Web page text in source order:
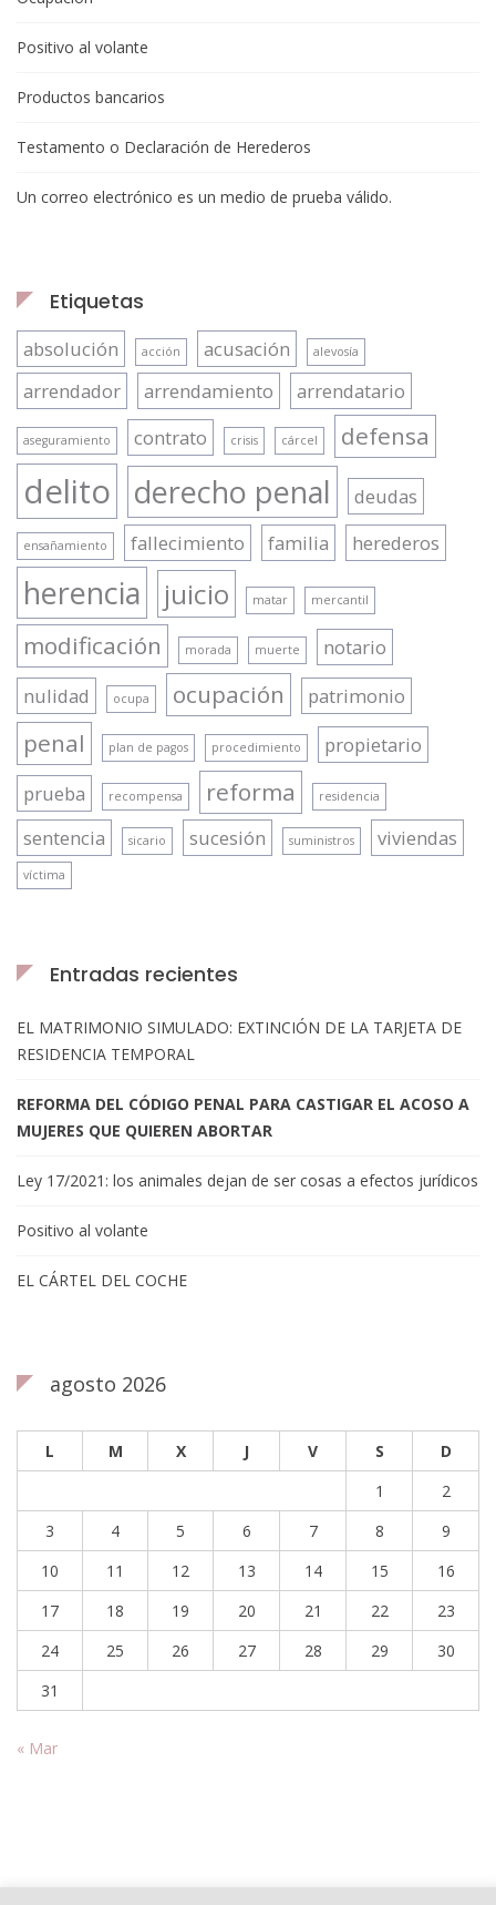
Positivo al volante
Productos bancarios
Testamento o Declaración de Herederos
Un correo electrónico es un medio de prueba válido.
Etiquetas
absolución acción acusación alevosía
arrendador arrendamiento arrendatario
aseguramiento contrato crisis cárcel defensa
delito derecho penal deudas
ensañamiento fallecimiento familia herederos
herencia juicio matar mercantil
modificación morada muerte
notario
nulidad
ocupa ocupación patrimonio
penal plan de pagos procedimiento
propietario
prueba
recompensa reforma residencia
sentencia sicario sucesión suministros viviendas
víctima
Entradas recientes
EL MATRIMONIO SIMULADO: EXTINCIÓN DE LA TARJETA DE
RESIDENCIA TEMPORAL
REFORMA DEL CÓDIGO PENAL PARA CASTIGAR EL ACOSO A
MUJERES QUE QUIEREN ABORTAR
Ley 17/2021: los animales dejan de ser cosas a efectos jurídicos
Positivo al volante
EL CÁRTEL DEL COCHE
agosto 2026
L M X J V S
D
1
2
3
4 5 6 7 8
9
10
11 12 13 14 15
16
17
18 19 20 21 22
23
24
25 26 27 28 29
30
31
« Mar